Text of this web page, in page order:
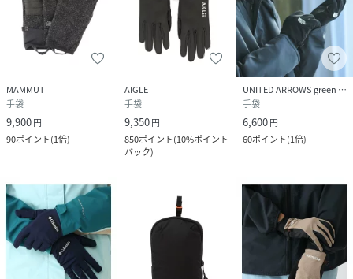
MAMMUT
手袋
9,900円
90ポイント(1倍)
AIGLE
手袋
9,350円
850ポイント(10%ポイント
バック)
UNITED ARROWS green label relaxing
手袋
6,600円
60ポイント(1倍)